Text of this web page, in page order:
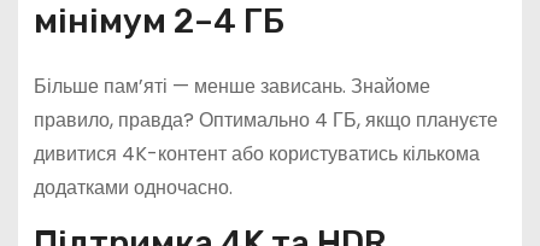
мінімум 2–4 ГБ
Більше пам’яті — менше зависань. Знайоме
правило, правда? Оптимально 4 ГБ, якщо плануєте
дивитися 4K-контент або користуватись кількома
додатками одночасно.